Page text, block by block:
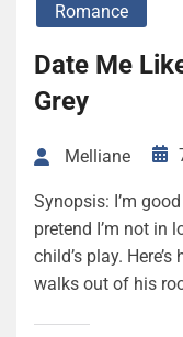
Romance
Date Me
Grey
Melliane
Synopsis: I’m
pretend I’m not in
child’s play.
walks out of his